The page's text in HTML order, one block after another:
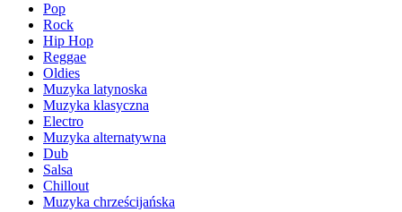
Pop
Rock
Hip Hop
Reggae
Oldies
Muzyka latynoska
Muzyka klasyczna
Electro
Muzyka alternatywna
Dub
Salsa
Chillout
Muzyka chrześcijańska